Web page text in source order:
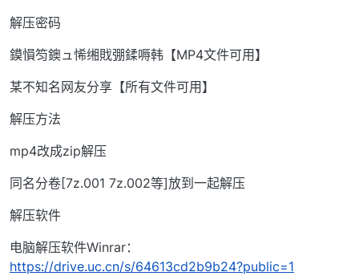
解压密码
鏌愪笉鐭ュ悕缃戝弸鍒嗕韩【MP4文件可用】
某不知名网友分享【所有文件可用】
解压方法
mp4改成zip解压
同名分卷[7z.001 7z.002等]放到一起解压
解压软件
电脑解压软件Winrar：
https://drive.uc.cn/s/64613cd2b9b24?public=1